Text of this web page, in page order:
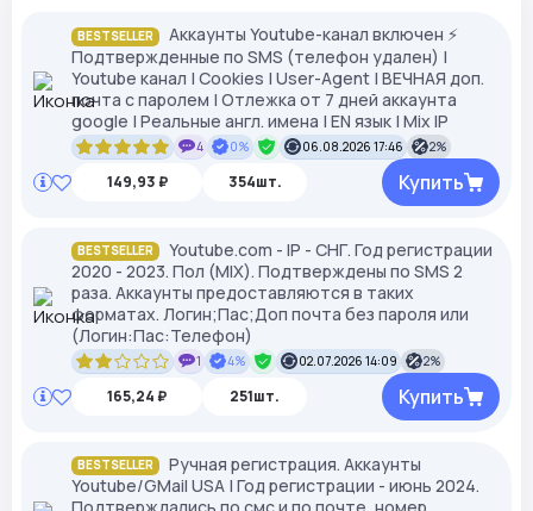
BESTSELLER
Аккаунты Youtube-канал включен ⚡️
Подтвержденные по SMS (телефон удален) |
Youtube канал | Cookies | User-Agent | ВЕЧНАЯ доп.
почта с паролем | Отлежка от 7 дней аккаунта
google | Реальные англ. имена | EN язык | Mix IP
4 0% 06.08.2026 17:46 2%
149,93 ₽ 354шт. Купить
BESTSELLER
Youtube.com - IP - СНГ. Год регистрации
2020 - 2023. Пол (MIX). Подтверждены по SMS 2
раза. Аккаунты предоставляются в таких
форматах. Логин;Пас;Доп почта без пароля или
(Логин:Пас:Телефон)
1 4% 02.07.2026 14:09 2%
165,24 ₽ 251шт. Купить
BESTSELLER
Ручная регистрация. Аккаунты
Youtube/GMail USA | Год регистрации - июнь 2024.